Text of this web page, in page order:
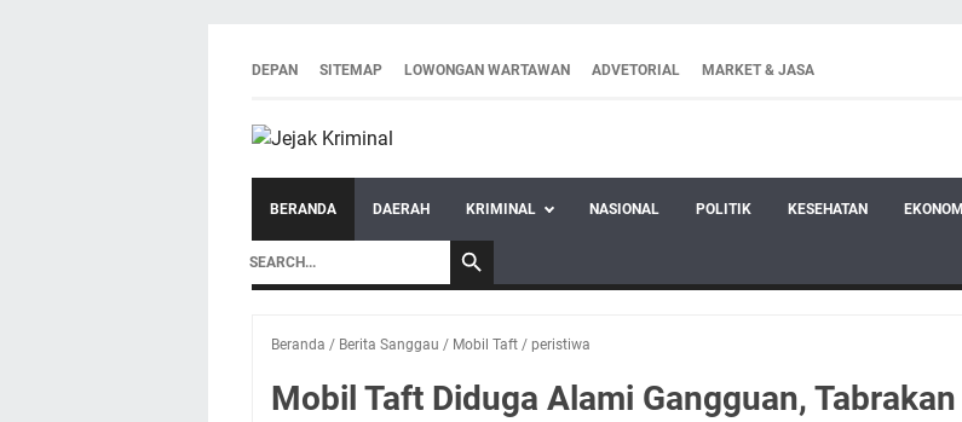
DEPAN SITEMAP LOWONGAN WARTAWAN ADVETORIAL MARKET & JASA
BERANDA DAERAH KRIMINAL NASIONAL POLITIK KESEHATAN EKONOMI
Beranda / Berita Sanggau / Mobil Taft / peristiwa
Mobil Taft Diduga Alami Gangguan, Tabrakan